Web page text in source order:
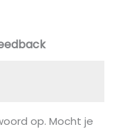
op. Mocht je